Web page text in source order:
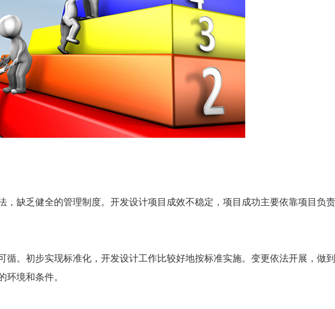
乏健全的管理制度。开发设计项目成效不稳定，项目成功主要依靠项目负
初步实现标准化，开发设计工作比较好地按标准实施。变更依法开展，做
环境和条件。